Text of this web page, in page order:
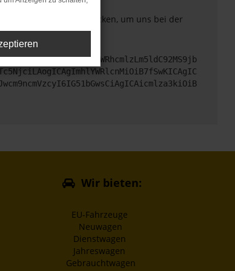
uns diesen Text schicken, um uns bei der
Wir bieten:
EU-Fahrzeuge
Neuwagen
Dienstwagen
Jahreswagen
Gebrauchtwagen